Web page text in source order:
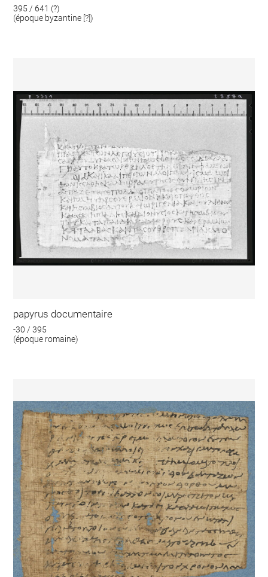
395 / 641 (?)
(époque byzantine [?])
papyrus documentaire
-30 / 395
(époque romaine)